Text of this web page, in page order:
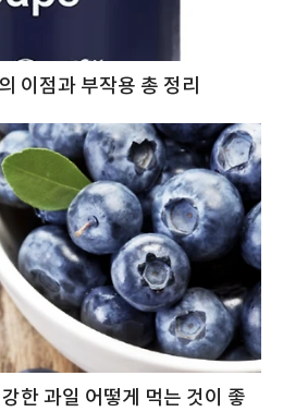
이점과 부작용 총 정리
한 과일 어떻게 먹는 것이 좋